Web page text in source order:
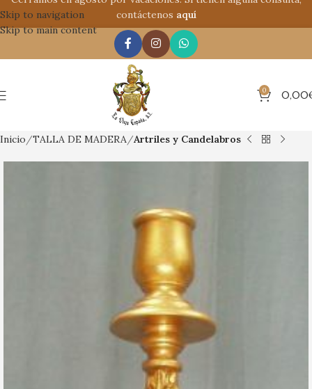
Skip to navigation
Skip to main content
0 0,00
Inicio TALLA DE MADERA Artriles y Candelabros
contáctenos aquí